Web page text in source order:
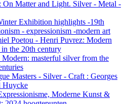
On Matter and Light. Silver - Metal -
Exhibition highlights -19th
- expressionism -modern art
Poetou - Henri Puvrez: Modern
the 20th century
masterful silver from the
Masters - Silver - Craft : Georges
Huycke
Moderne Kunst &